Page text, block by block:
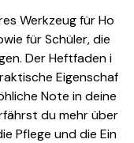
Werkzeug für Ho
für Schüler, die
Der Heftfaden i
Eigenschaf
Note in deine
du mehr über
Pflege und die Ein